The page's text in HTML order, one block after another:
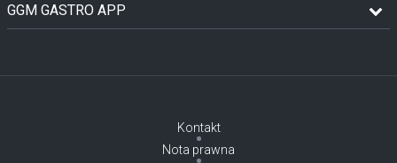
GGM GASTRO APP
Kontakt
Nota prawna